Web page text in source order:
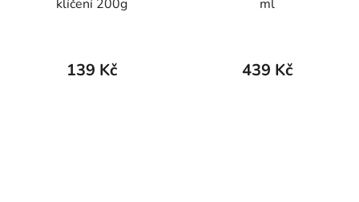
klíčení 200g
139 Kč
ml
439 Kč